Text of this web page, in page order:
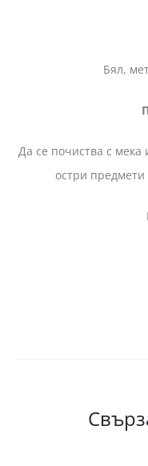
Бял,
Да се почиства с мека
остри